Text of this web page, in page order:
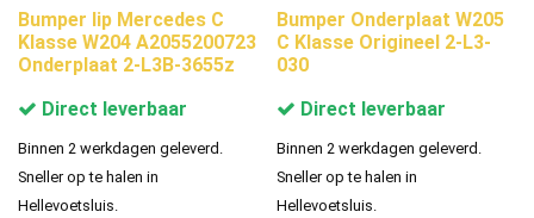
Bumper lip Mercedes C
Klasse W204 A2055200723
Onderplaat 2-L3B-3655z
Direct leverbaar
Binnen 2 werkdagen geleverd.
Sneller op te halen in
Hellevoetsluis.
Bumper Onderplaat W205
C Klasse Origineel 2-L3-
030
Direct leverbaar
Binnen 2 werkdagen geleverd.
Sneller op te halen in
Hellevoetsluis.